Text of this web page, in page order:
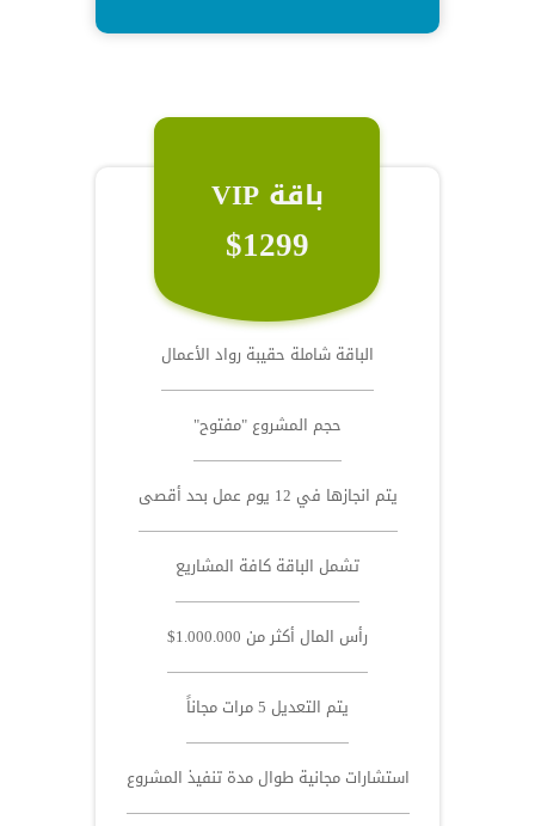
باقة VIP
$1299
الباقة شاملة حقيبة رواد الأعمال
حجم المشروع "مفتوح"
يتم انجازها في 12 يوم عمل بحد أقصى
تشمل الباقة كافة المشاريع
رأس المال أكثر من 1.000.000$
يتم التعديل 5 مرات مجاناً
استشارات مجانية طوال مدة تنفيذ المشروع